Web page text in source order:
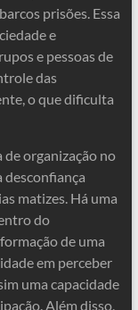
prisões. Essa
e
e pessoas de
das
o que dificulta
de organização no
matizes. Há uma
do
de uma
em perceber
uma capacidade
Além disso,